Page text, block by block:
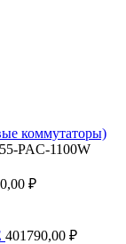
коммутаторы)
PAC-1100W
₽
401790,00 ₽